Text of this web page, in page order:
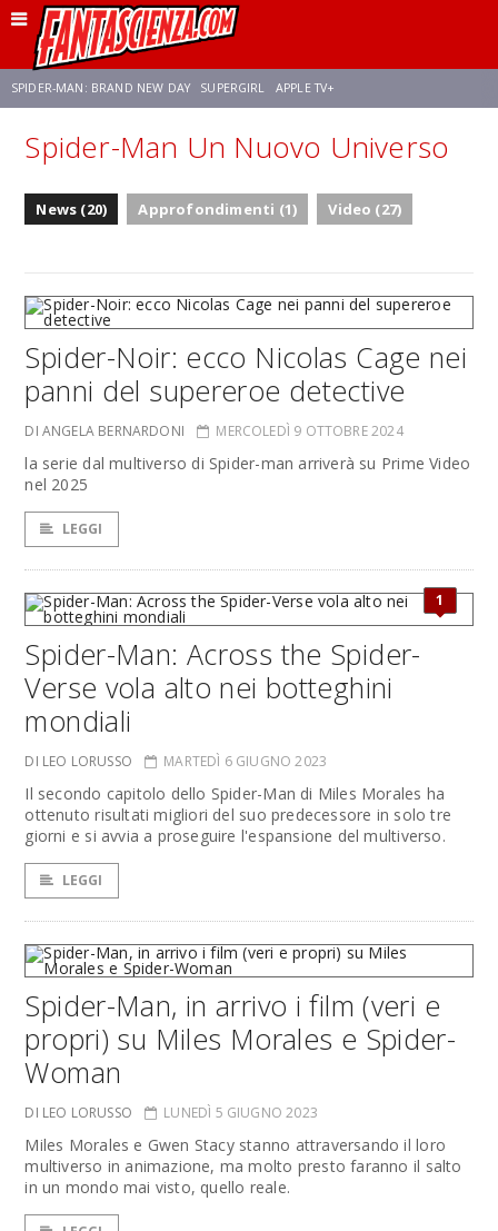
SPIDER-MAN: BRAND NEW DAY SUPERGIRL APPLE TV+
FRANCO RICCIARDIELLO ZENDAYA STAR TREK AVENGERS: DOOMSDAY
Spider-Man Un Nuovo Universo
News (20) Approfondimenti (1) Video (27)
Spider-Noir: ecco Nicolas Cage nei
panni del supereroe detective
DI ANGELA BERNARDONI MERCOLEDÌ 9 OTTOBRE 2024
la serie dal multiverso di Spider-man arriverà su Prime Video
nel 2025
LEGGI
1
Spider-Man: Across the Spider-
Verse vola alto nei botteghini
mondiali
DI LEO LORUSSO MARTEDÌ 6 GIUGNO 2023
Il secondo capitolo dello Spider-Man di Miles Morales ha
ottenuto risultati migliori del suo predecessore in solo tre
giorni e si avvia a proseguire l'espansione del multiverso.
LEGGI
Spider-Man, in arrivo i film (veri e
propri) su Miles Morales e Spider-
Woman
DI LEO LORUSSO LUNEDÌ 5 GIUGNO 2023
Miles Morales e Gwen Stacy stanno attraversando il loro
multiverso in animazione, ma molto presto faranno il salto
in un mondo mai visto, quello reale.